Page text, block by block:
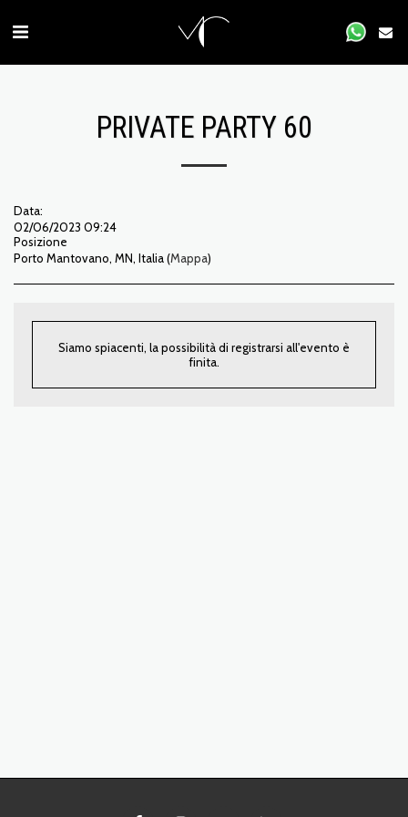
PRIVATE PARTY 60
Data:
02/06/2023 09:24
Posizione
Porto Mantovano, MN, Italia (Mappa)
Siamo spiacenti, la possibilità di registrarsi all'evento è
finita.